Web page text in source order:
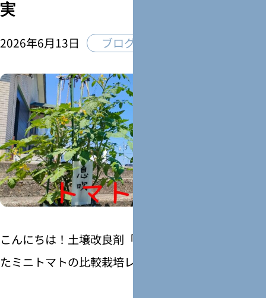
実
2026年6月13日 ブログ
こんにちは！土壌改良剤「息吹プレミアム」を使っ
たミニトマトの比較栽培レビュー、第4回目です。